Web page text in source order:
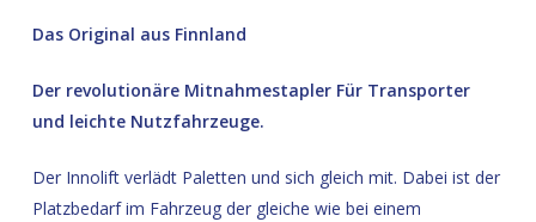
Das Original aus Finnland
Der revolutionäre Mitnahmestapler Für Transporter
und leichte Nutzfahrzeuge.
Der Innolift verlädt Paletten und sich gleich mit. Dabei ist der
Platzbedarf im Fahrzeug der gleiche wie bei einem